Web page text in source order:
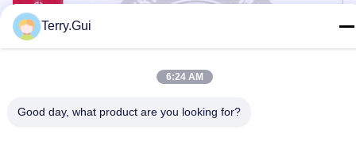
Terry.Gui
6:24 AM
Good day, what product are you looking for?